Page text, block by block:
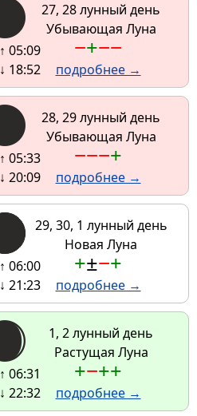
27, 28 лунный день
Убывающая Луна
↑ 05:09
↓ 18:52
−+−−
подробнее →
28, 29 лунный день
Убывающая Луна
↑ 05:33
↓ 20:09
−−−+
подробнее →
29, 30, 1 лунный день
Новая Луна
↑ 06:00
↓ 21:23
+±−+
подробнее →
1, 2 лунный день
Растущая Луна
↑ 06:31
↓ 22:32
+−++
подробнее →